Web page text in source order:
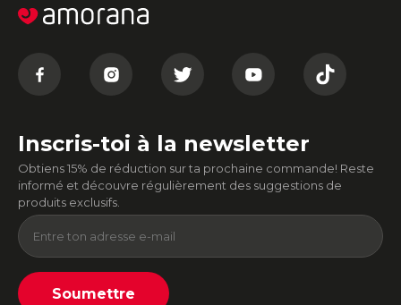
Inscris-toi à la newsletter
Obtiens 15% de réduction sur ta prochaine commande! Reste
informé et découvre régulièrement des suggestions de
produits exclusifs.
Soumettre